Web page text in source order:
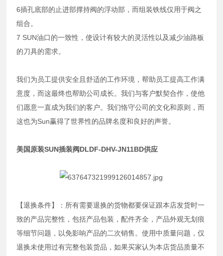
6插孔底部的止进部撑持阀的浮动部，而组装铁线仅用于阀之
组合。
7 SUN油口的一致性，使设计有较大的灵活性以及减少油路板
的刀具的需求。
我们为员工提供安全且舒适的工作环境，帮助员工提高工作满
意度，而这最终也帮助公司成长。我们与客户默契合作，使他
们愿意一直成为我们的客户。我们恪守公司的文化和原则，而
这也为Sun赢得了世界性的品牌名度和良好的声誉。
美国原装SUN插装阀DLDF-DHV-JN11BD供应
【退换条件】：所有需要退换的货物都要保证跟本店发货时一
致的产品完整性，包括产品包装，配件齐全，产品外观无划痕
等细节问题，以免影响产品的二次销售。使用中质量问题，仅
退换未使用过有完整包装货品，如果买家认为本店货品质量不